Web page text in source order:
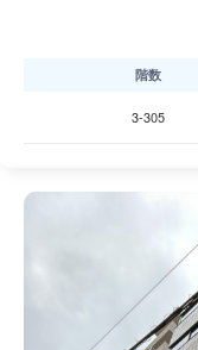
階数
3-305